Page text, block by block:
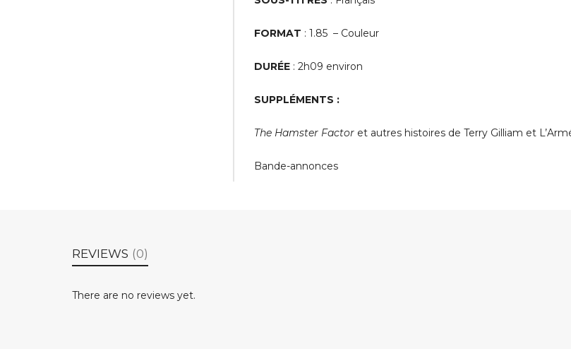
FORMAT : 1.85 – Couleur
DURÉE : 2h09 environ
SUPPLÉMENTS :
The Hamster Factor et autres histoires de Terry Gilliam et
Bande-annonces
REVIEWS (0)
There are no reviews yet.